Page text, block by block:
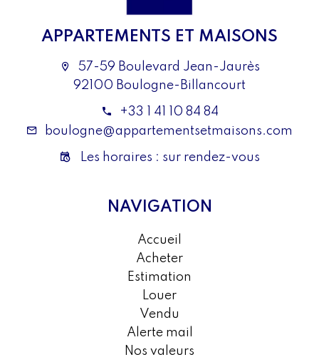
APPARTEMENTS ET MAISONS
57-59 Boulevard Jean-Jaurès
92100 Boulogne-Billancourt
+33 1 41 10 84 84
boulogne@appartementsetmaisons.com
Les horaires : sur rendez-vous
NAVIGATION
Accueil
Acheter
Estimation
Louer
Vendu
Alerte mail
Nos valeurs